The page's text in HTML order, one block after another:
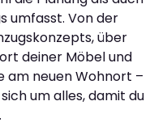
umfasst. Von der
über
deiner Möbel und
am neuen Wohnort –
um alles, damit du